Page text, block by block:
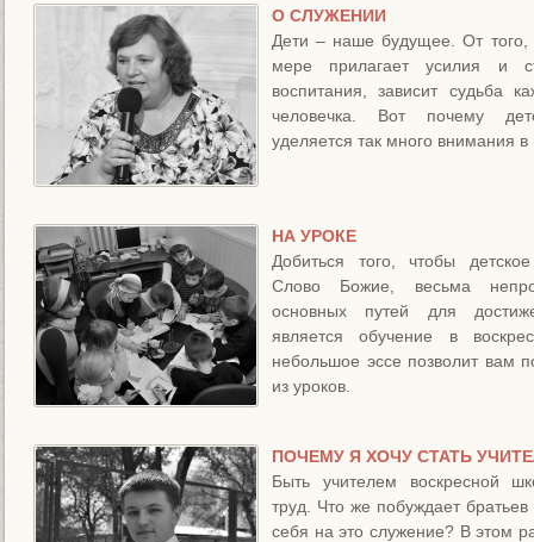
О СЛУЖЕНИИ
Дети – наше будущее. От того,
мере прилагает усилия и
воспитания, зависит судьба
человечка. Вот почему
уделяется так много внимания
НА УРОКЕ
Добиться того, чтобы
Слово Божие, весьма
основных путей для
является обучение в
небольшое эссе позволит вам
из уроков.
ПОЧЕМУ Я ХОЧУ СТАТЬ
Быть учителем воскресной
труд. Что же побуждает братьев
себя на это служение? В этом